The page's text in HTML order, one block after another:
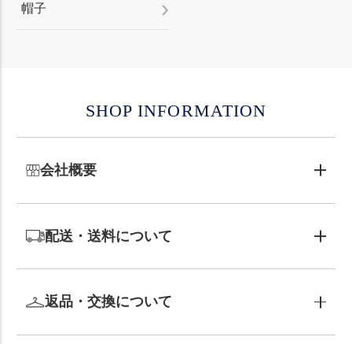
帽子
SHOP INFORMATION
会社概要
配送・送料について
返品・交換について